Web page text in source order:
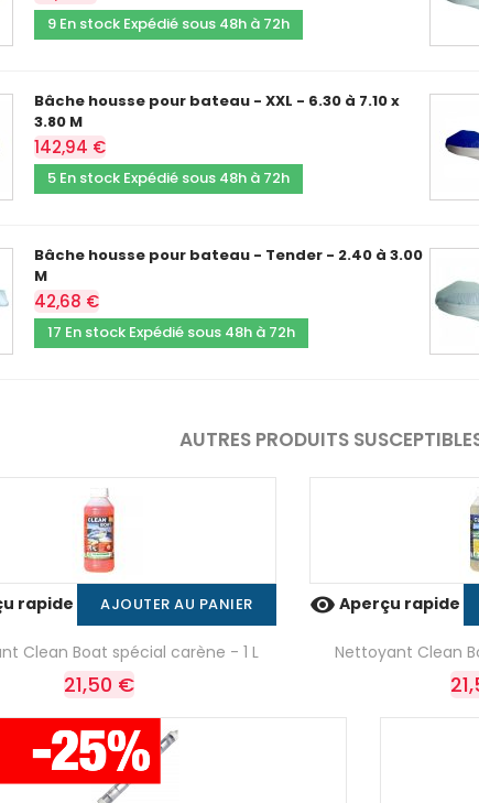
9 En stock Expédié sous 48h à 72h
Bâche housse pour bateau - XXL - 6.30 à 7.10 x
3.80 M
142,94 €
5 En stock Expédié sous 48h à 72h
Bâche housse pour bateau - Tender - 2.40 à 3.00
M
42,68 €
17 En stock Expédié sous 48h à 72h
AUTRES PRODUITS
rapide AJOUTER AU PANIER
Clean Boat spécial carène - 1 L
21,50 €
 Aperçu rapide
Nettoyant Clean